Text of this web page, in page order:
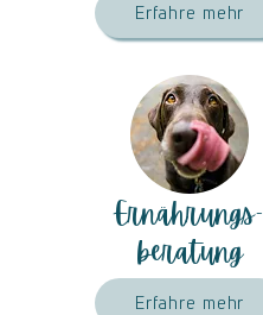
Erfahre mehr
Ernährungs-
beratung
Erfahre mehr